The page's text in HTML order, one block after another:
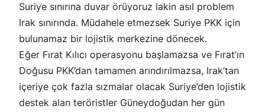
Suriye sınırına duvar örüyoruz lakin asıl problem
Irak sınırında. Müdahele etmezsek Suriye PKK için
bulunamaz bir lojistik merkezine dönecek.
Eğer Fırat Kılıcı operasyonu başlamazsa ve Fırat’ın
Doğusu PKK’dan tamamen arındırılmazsa, Irak’tan
içeriye çok fazla sızmalar olacak Suriye’den lojistik
destek alan teröristler Güneydoğudan her gün